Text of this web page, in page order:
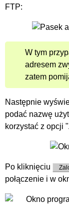
FTP:
W tym
adresem
zatem
Następnie
podać nazwę
korzystać z opcji
Po kliknięciu
połączenie i w